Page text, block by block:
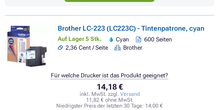
Brother LC-223 (LC223C) - Tintenpatrone, cyan
Auf Lager 5 Stk. Cyan
600 Seiten
2,36 Cent / Seite
Brother
14,18 €
inkl. MwSt. zzgl. Versand
11,82 € ohne MwSt.
Niedrigster Preis der letzten 30 Tage: 14,00 €
Für welche Drucker ist das Produkt geeignet?